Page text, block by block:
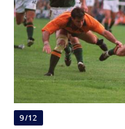
9/12